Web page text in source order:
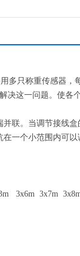
多只称重传感器，
决这一问题。使各
联。当调节接线盒
一个小范围内可以
3x6m 3x7m